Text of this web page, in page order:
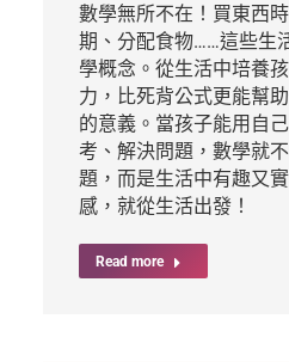
數學無所不在！買東西
期、分配食物……這些生
學概念。從生活中培養
力，比死背公式更能幫
的意義。當孩子能用自
考、解決問題，數學就
題，而是生活中有趣又
感，就從生活出發！
Read more